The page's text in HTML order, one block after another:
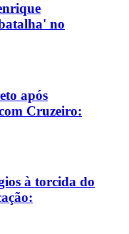
no
após
Cruzeiro:
à torcida do